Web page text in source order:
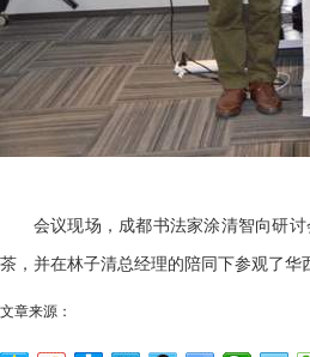
会议现场，成都书法家涂清智向研
茶，并在林子清总经理的陪同下参观了华
文章来源：